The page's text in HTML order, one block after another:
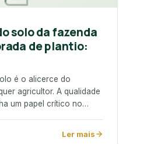
solo da fazenda
de plantio:
é o alicerce do
agricultor. A qualidade
um papel crítico no
Ler mais